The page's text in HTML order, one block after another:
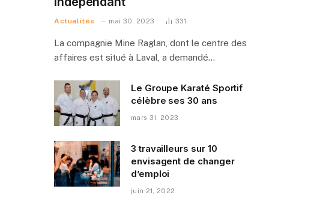
Actualités mai 30, 2023 331
La compagnie Mine Raglan, dont le centre des
affaires est situé à Laval, a demandé…
Le Groupe Karaté Sportif
célèbre ses 30 ans
mars 31, 2023
3 travailleurs sur 10
envisagent de changer
d’emploi
juin 21, 2022